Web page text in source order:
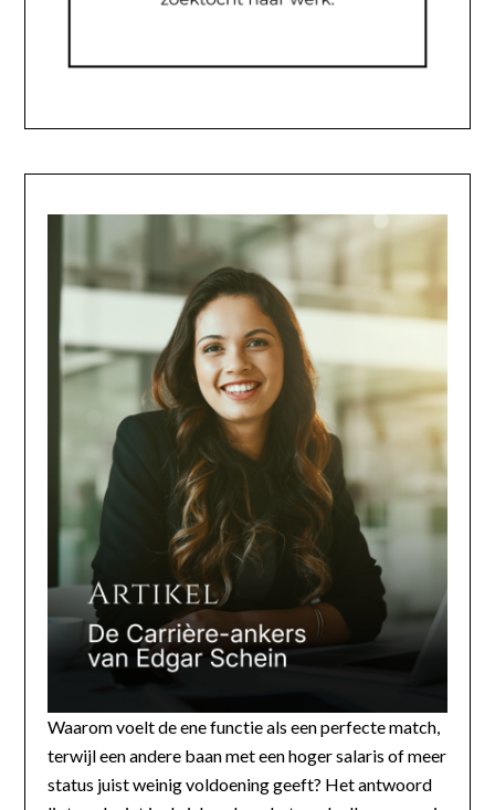
Waarom voelt de ene functie als een perfecte match,
terwijl een andere baan met een hoger salaris of meer
status juist weinig voldoening geeft? Het antwoord